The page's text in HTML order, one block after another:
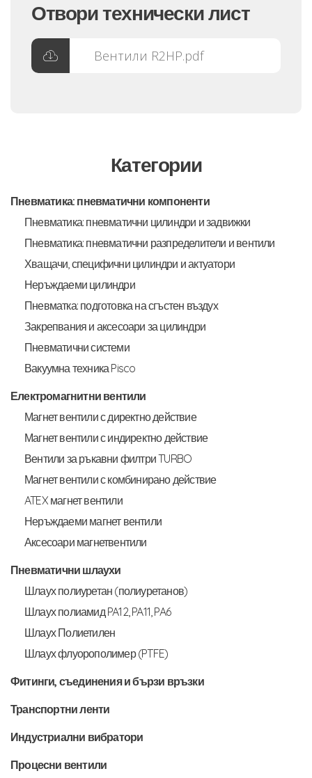
Отвори технически лист
Вентили R2HP.pdf
Категории
Пневматика: пневматични компоненти
Пневматика: пневматични цилиндри и задвижки
Пневматика: пневматични разпределители и вентили
Хващачи, специфични цилиндри и актуатори
Неръждаеми цилиндри
Пневматка: подготовка на сгъстен въздух
Закрепвания и аксесоари за цилиндри
Пневматични системи
Вакуумна техника Pisco
Електромагнитни вентили
Магнет вентили с директно действие
Магнет вентили с индиректно действие
Вентили за ръкавни филтри TURBO
Магнет вентили с комбинирано действие
ATEX магнет вентили
Неръждаеми магнет вентили
Аксесоари магнетвентили
Пневматични шлаухи
Шлаух полиуретан (полиуретанов)
Шлаух полиамид PA12, PA11, PA6
Шлаух Полиетилен
Шлаух флуорополимер (PTFE)
Фитинги, съединения и бързи връзки
Транспортни ленти
Индустриални вибратори
Процесни вентили